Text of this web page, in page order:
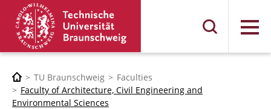
Menu
TU Braunschweig
Faculties
Faculty of Architecture, Civil Engineering and
Environmental Sciences